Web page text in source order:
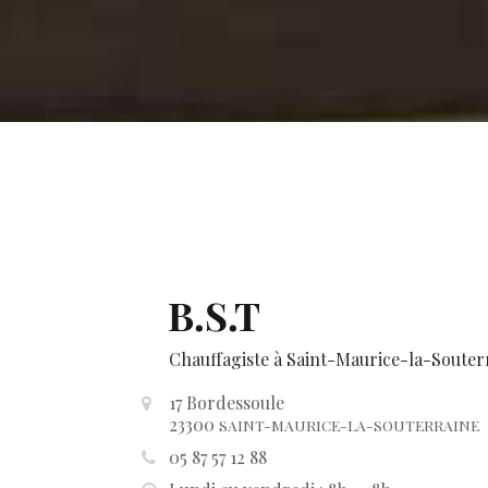
Chauffagiste à Saint-Maurice-la-
17 Bordessoule
23300 SAINT-MAURICE-LA-SOUTERRAINE
05 87 57 12 88